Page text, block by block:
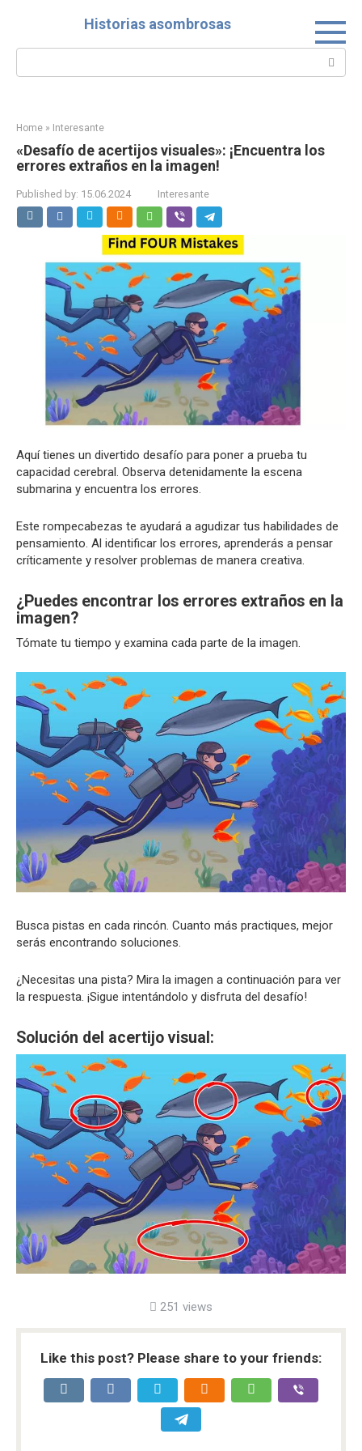
Historias asombrosas
Search:
Home » Interesante
«Desafío de acertijos visuales»: ¡Encuentra los
errores extraños en la imagen!
Published by: 15.06.2024 Interesante
Aquí tienes un divertido desafío para poner a prueba tu
capacidad cerebral. Observa detenidamente la escena
submarina y encuentra los errores.
Este rompecabezas te ayudará a agudizar tus habilidades de
pensamiento. Al identificar los errores, aprenderás a pensar
críticamente y resolver problemas de manera creativa.
¿Puedes encontrar los errores extraños en la
imagen?
Tómate tu tiempo y examina cada parte de la imagen.
Busca pistas en cada rincón. Cuanto más practiques, mejor
serás encontrando soluciones.
¿Necesitas una pista? Mira la imagen a continuación para ver
la respuesta. ¡Sigue intentándolo y disfruta del desafío!
Solución del acertijo visual:
251 views
Like this post? Please share to your friends: